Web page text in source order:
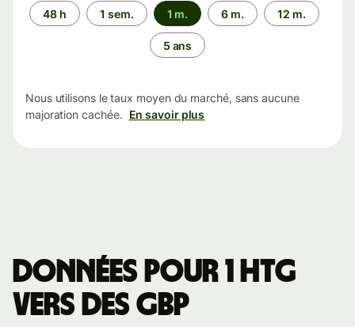
Période
48 h 1 sem. 1 m. 6 m. 12 m.
5 ans
Nous utilisons le taux moyen du marché, sans aucune
majoration cachée. En savoir plus
Données pour 1 HTG
vers des GBP